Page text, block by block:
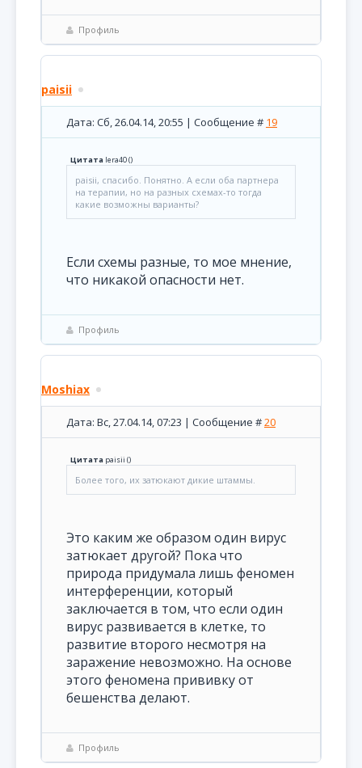
Профиль
paisii
Дата: Сб, 26.04.14, 20:55 | Сообщение # 19
Цитата lera40()
paisii, спасибо. Понятно. А если оба партнера
на терапии, но на разных схемах-то тогда
какие возможны варианты?
Если схемы разные, то мое мнение,
что никакой опасности нет.
Профиль
Moshiax
Дата: Вс, 27.04.14, 07:23 | Сообщение #20
Цитата paisii ()
Более того, их затюкают дикие штаммы.
Это каким же образом один вирус
затюкает другой? Пока что
природа придумала лишь феномен
интерференции, который
заключается в том, что если один
вирус развивается в клетке, то
развитие второго несмотря на
заражение невозможно. На основе
этого феномена прививку от
бешенства делают.
Профиль